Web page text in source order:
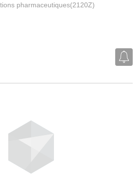
pharmaceutiques(2120Z)